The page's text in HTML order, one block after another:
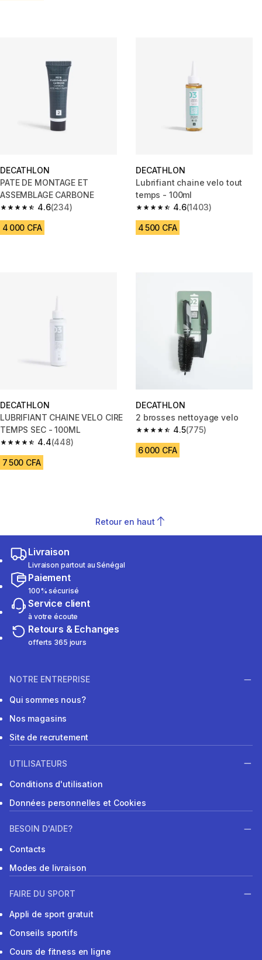
DECATHLON
PATE DE MONTAGE ET
ASSEMBLAGE CARBONE
4.6
4.6 out of 5 stars from 234 reviews
(234)
4 000 CFA
DECATHLON
Lubrifiant chaine velo tout
temps - 100ml
4.6
4.6 out of 5 stars from 1403
(1403)
4 500 CFA
DECATHLON
LUBRIFIANT CHAINE VELO CIRE
TEMPS SEC - 100ML
4.4
4.4 out of 5 stars from 448 reviews
(448)
7 500 CFA
DECATHLON
2 brosses nettoyage velo
4.5
4.5 out of 5 stars from 775
(775)
6 000 CFA
Retour en haut
Livraison
Livraison partout au Sénégal
Paiement
100% sécurisé
Service client
à votre écoute
Retours & Echanges
offerts 365 jours
NOTRE ENTREPRISE
Qui sommes nous?
Nos magasins
Site de recrutement
UTILISATEURS
Conditions d'utilisation
Données personnelles et Cookies
BESOIN D'AIDE?
Contacts
Modes de livraison
FAIRE DU SPORT
Appli de sport gratuit
Conseils sportifs
Cours de fitness en ligne